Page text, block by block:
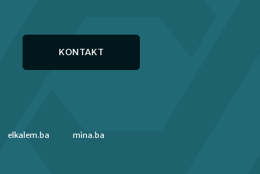
KONTAKT
elkalem.ba mina.ba